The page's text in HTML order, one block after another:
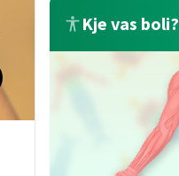
Kje vas boli?